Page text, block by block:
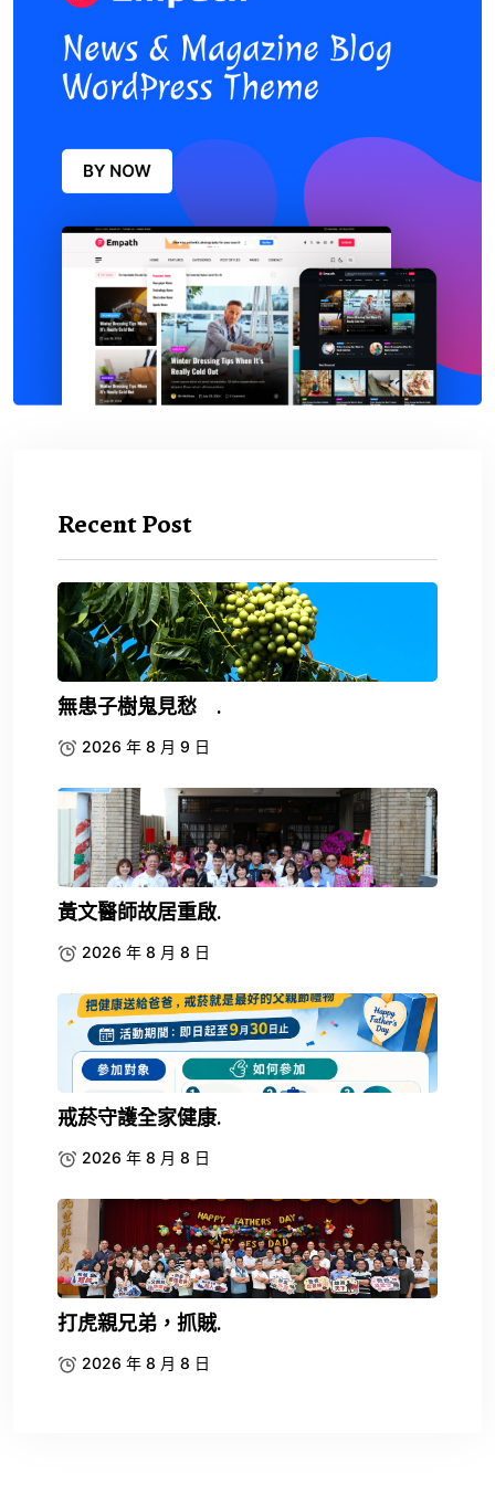
Recent Post
無患子樹鬼見愁 .
2026 年 8 月 9 日
黃文醫師故居重啟.
2026 年 8 月 8 日
戒菸守護全家健康.
2026 年 8 月 8 日
打虎親兄弟，抓賊.
2026 年 8 月 8 日